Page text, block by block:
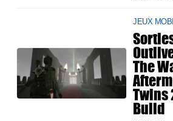
JEUX
The
Twins
Build